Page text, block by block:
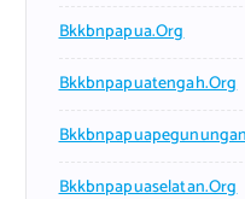
Bkkbnpapua.org
Bkkbnpapuatengah.org
Bkkbnpapuaselatan.org